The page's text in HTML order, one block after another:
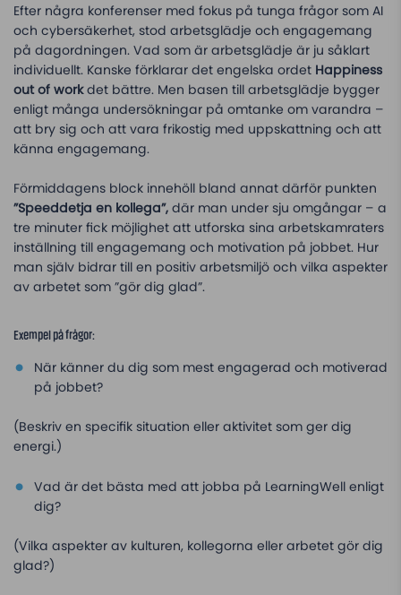
Efter några konferenser med fokus på tunga frågor som AI
och cybersäkerhet, stod arbetsglädje och engagemang
på dagordningen. Vad som är arbetsglädje är ju såklart
individuellt. Kanske förklarar det engelska ordet Happiness
out of workdet bättre. Men basen till arbetsglädje bygger
enligt många undersökningar på omtanke om varandra –
att bry sig och att vara frikostig med uppskattning och att
känna engagemang.
Förmiddagens block innehöll bland annat därför punkten
”Speeddetja en kollega”, där man under sju omgångar – a
tre minuter fick möjlighet att utforska sina arbetskamraters
inställning till engagemang och motivation på jobbet. Hur
man själv bidrar till en positiv arbetsmiljö och vilka aspekter
av arbetet som ”gör dig glad”.
Exempel på frågor:
När känner du dig som mest engagerad och motiverad
på jobbet?
(Beskriv en specifik situation eller aktivitet som ger dig
energi.)
Vad är det bästa med att jobba på LearningWell enligt
dig?
(Vilka aspekter av kulturen, kollegorna eller arbetet gör dig
glad?)